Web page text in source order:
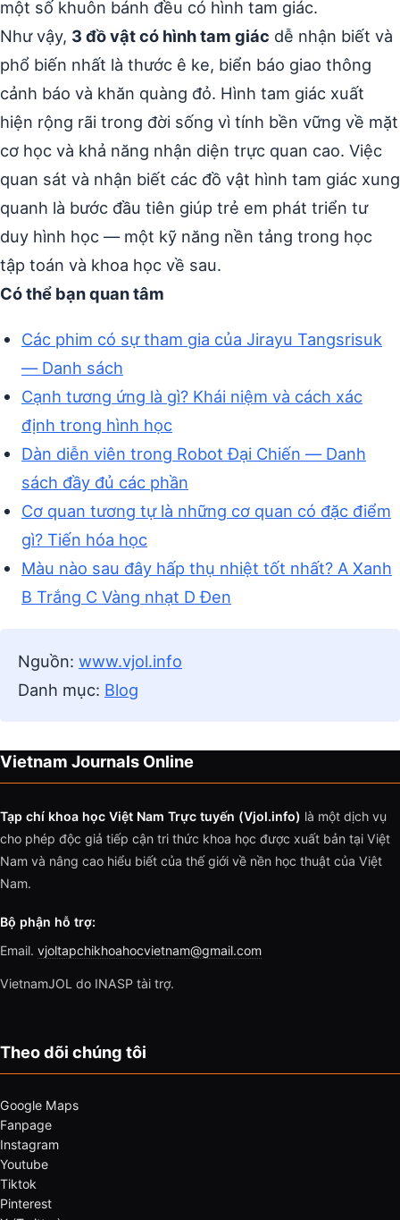
một số khuôn bánh đều có hình tam giác.
Như vậy, 3 đồ vật có hình tam giác dễ nhận biết và
phổ biến nhất là thước ê ke, biển báo giao thông
cảnh báo và khăn quàng đỏ. Hình tam giác xuất
hiện rộng rãi trong đời sống vì tính bền vững về mặt
cơ học và khả năng nhận diện trực quan cao. Việc
quan sát và nhận biết các đồ vật hình tam giác xung
quanh là bước đầu tiên giúp trẻ em phát triển tư
duy hình học — một kỹ năng nền tảng trong học
tập toán và khoa học về sau.
Có thể bạn quan tâm
Các phim có sự tham gia của Jirayu Tangsrisuk
— Danh sách
Cạnh tương ứng là gì? Khái niệm và cách xác
định trong hình học
Dàn diễn viên trong Robot Đại Chiến — Danh
sách đầy đủ các phần
Cơ quan tương tự là những cơ quan có đặc điểm
gì? Tiến hóa học
Màu nào sau đây hấp thụ nhiệt tốt nhất? A Xanh
B Trắng C Vàng nhạt D Đen
Nguồn: www.vjol.info
Danh mục: Blog
Vietnam Journals Online
Tạp chí khoa học Việt Nam Trực tuyến (Vjol.info) là một dịch vụ
cho phép độc giả tiếp cận tri thức khoa học được xuất bản tại Việt
Nam và nâng cao hiểu biết của thế giới về nền học thuật của Việt
Nam.
Bộ phận hỗ trợ:
Email. vjoltapchikhoahocvietnam@gmail.com
VietnamJOL do INASP tài trợ.
Theo dõi chúng tôi
Google Maps
Fanpage
Instagram
Youtube
Tiktok
Pinterest